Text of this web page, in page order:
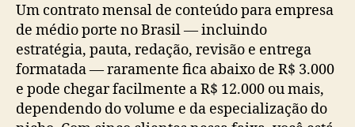
Um contrato mensal de conteúdo para empresa
de médio porte no Brasil — incluindo
estratégia, pauta, redação, revisão e entrega
formatada — raramente fica abaixo de R$ 3.000
e pode chegar facilmente a R$ 12.000 ou mais,
dependendo do volume e da especialização do